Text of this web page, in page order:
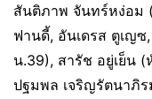
สันติภาพ จันทร์หง่อม
ฟานดี้, อันเดรส ตูเญ
น.39), สารัช อยู่เย็น
ปฐมพล เจริญรัตนาภิ